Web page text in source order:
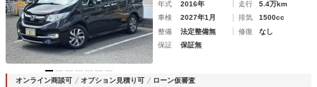
年式 2016年 走行
5.4万km
車検
2027年1月 排気
1500cc
整備
法定整備無 修復
なし
保証
保証無
オンライン商談可 オプション見積り可 ローン仮審査